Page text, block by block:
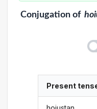
Conjugationof
Present